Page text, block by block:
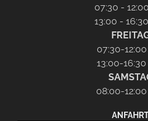
07:30 -
13:00 -
07:30-
13:00-
08:00-